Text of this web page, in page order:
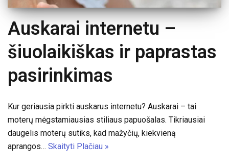
Auskarai internetu –
šiuolaikiškas ir paprastas
pasirinkimas
Kur geriausia pirkti auskarus internetu? Auskarai – tai
moterų mėgstamiausias stiliaus papuošalas. Tikriausiai
daugelis moterų sutiks, kad mažyčių, kiekvieną
aprangos… Skaityti Plačiau »